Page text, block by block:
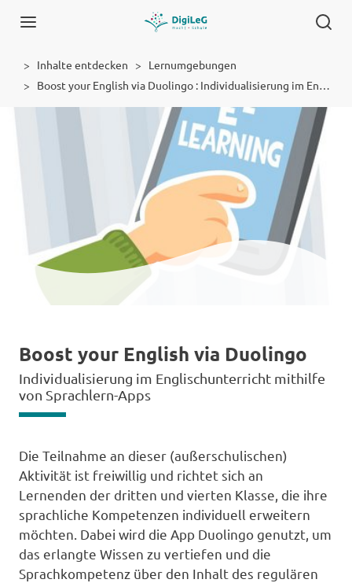
Inhalte entdecken
Lernumgebungen
Boost your English via Duolingo : Individualisierung im Englischunterricht mithilfe von Sprachlern-Apps
Boost your English via Duolingo
Individualisierung im Englischunterricht mithilfe
von Sprachlern-Apps
Die Teilnahme an dieser (außerschulischen)
Aktivität ist freiwillig und richtet sich an
Lernenden der dritten und vierten Klasse, die ihre
sprachliche Kompetenzen individuell erweitern
möchten. Dabei wird die App Duolingo genutzt, um
das erlangte Wissen zu vertiefen und die
Sprachkompetenz über den Inhalt des regulären